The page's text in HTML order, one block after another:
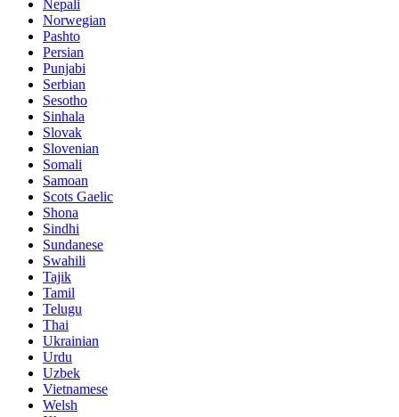
Nepali
Norwegian
Pashto
Persian
Punjabi
Serbian
Sesotho
Sinhala
Slovak
Slovenian
Somali
Samoan
Scots Gaelic
Shona
Sindhi
Sundanese
Swahili
Tajik
Tamil
Telugu
Thai
Ukrainian
Urdu
Uzbek
Vietnamese
Welsh